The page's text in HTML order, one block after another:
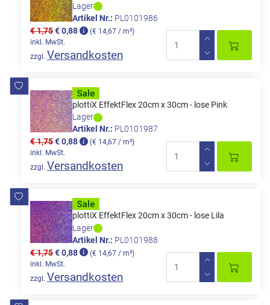
Lager
Artikel Nr.: PL0101986
€ 1,75€ 0,88
(€ 14,67 / m²)
inkl. MwSt.
zzgl. Versandkosten
plottiX EffektFlex 20cm x 30cm - lose Pink
Lager
Artikel Nr.: PL0101987
€ 1,75€ 0,88
(€ 14,67 / m²)
inkl. MwSt.
zzgl. Versandkosten
plottiX EffektFlex 20cm x 30cm - lose Lila
Lager
Artikel Nr.: PL0101988
€ 1,75€ 0,88
(€ 14,67 / m²)
inkl. MwSt.
zzgl. Versandkosten